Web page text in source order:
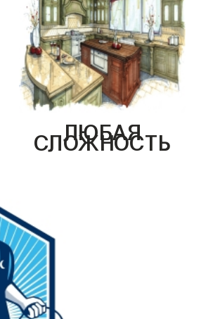
ЛЮБАЯ
СЛОЖНОСТЬ